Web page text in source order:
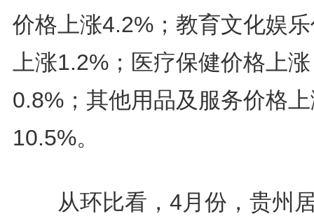
价格上涨4.2%；教育文化娱
上涨1.2%；医疗保健价格上涨
0.8%；其他用品及服务价格
10.5%。
从环比看，4月份，贵州